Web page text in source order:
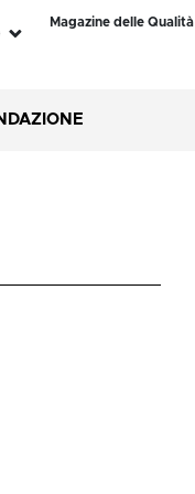
Magazine delle Qualità